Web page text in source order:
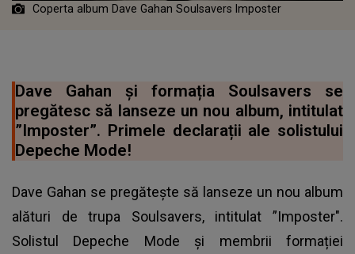
Coperta album Dave Gahan Soulsavers Imposter
Dave Gahan și formația Soulsavers se
pregătesc să lanseze un nou album, intitulat
”Imposter”. Primele declarații ale solistului
Depeche Mode!
Dave Gahan se pregătește să lanseze un nou album
alături de trupa Soulsavers, intitulat ”Imposter".
Solistul Depeche Mode și membrii formației